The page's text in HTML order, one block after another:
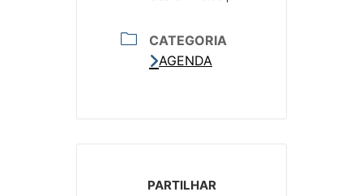
CATEGORIA
AGENDA
PARTILHAR